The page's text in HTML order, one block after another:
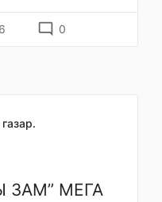
mode_comment 0
ЗАМ” МЕГА